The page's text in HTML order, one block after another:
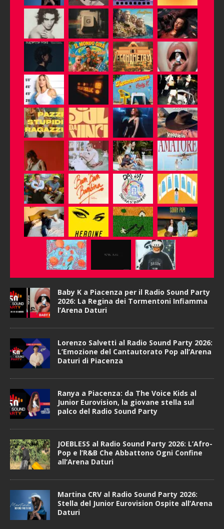
Baby K a Piacenza per il Radio Sound Party
2026: La Regina dei Tormentoni Infiamma
l’Arena Daturi
Lorenzo Salvetti al Radio Sound Party 2026:
L’Emozione del Cantautorato Pop all’Arena
Daturi di Piacenza
Ranya a Piacenza: da The Voice Kids al
Junior Eurovision, la giovane stella sul
palco del Radio Sound Party
JOEBLESS al Radio Sound Party 2026: L’Afro-
Pop e l’R&B Che Abbattono Ogni Confine
all’Arena Daturi
Martina CRV al Radio Sound Party 2026:
Stella del Junior Eurovision Ospite all’Arena
Daturi